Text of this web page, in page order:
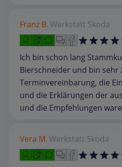
Franz B. Werkstatt Skoda
Ich bin schon lang
Bierschneider und bin sehr
Terminvereinbarung, die
und die Erklärungen der
und die Empfehlungen
Vera M. Werkstatt Skoda